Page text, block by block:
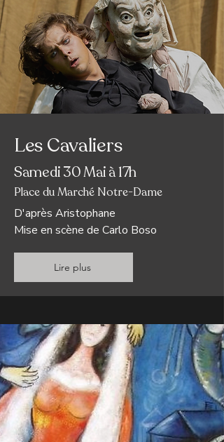
Les Cavaliers
Samedi 30 Mai à 17h
Place du Marché Notre-Dame
D'après Aristophane
Mise en scène de Carlo Boso
Lire plus